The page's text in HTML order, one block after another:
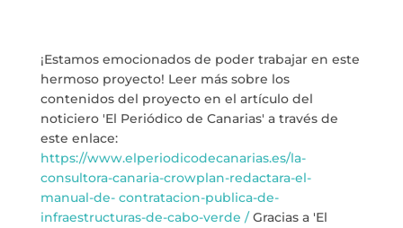
922 28 00 28
¡Estamos emocionados de poder trabajar en este
hermoso proyecto! Leer más sobre los
contenidos del proyecto en el artículo del
noticiero 'El Periódico de Canarias' a través de
este enlace:
https://www.elperiodicodecanarias.es/la-
consultora-canaria-crowplan-redactara-el-
manual-de- contratacion-publica-de-
infraestructuras-de-cabo-verde / Gracias a 'El